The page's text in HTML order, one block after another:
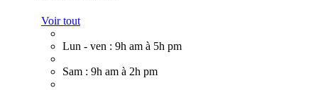
Voir tout
Lun - ven : 9h am à 5h pm
Sam : 9h am à 2h pm